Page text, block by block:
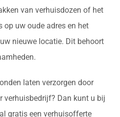
van verhuisdozen of het
op uw oude adres en het
nieuwe locatie. Dit behoort
laten verzorgen door
verhuisbedrijf? Dan kunt u bij
gratis een verhuisofferte